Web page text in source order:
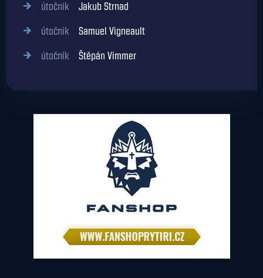
útočník Jakub Strnad
útočník Samuel Vigneault
útočník Štěpán Vimmer